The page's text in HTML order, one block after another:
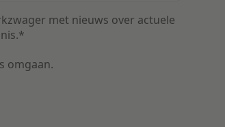
met nieuws over actuele
*
omgaan.